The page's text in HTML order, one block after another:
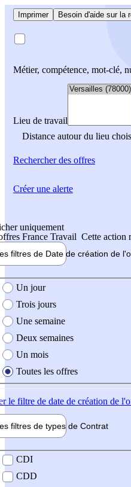
Imprimer Besoin d'aide sur la
Métier, compétence, mot-clé,
Lieu de travail
Distance autour du lieu
Rechercherdes offres
uniquement
France Travail Cette action
filtres de Date de création de
création de l'offre
Un jour
Trois jours
Une semaine
Deux semaines
Un mois
Toutes les offres
le filtre de date de création de
filtres de types de Contrat
contrat
CDI
CDD
Créer une alerte